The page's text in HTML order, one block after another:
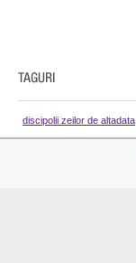
discipolii zeilor de altadata